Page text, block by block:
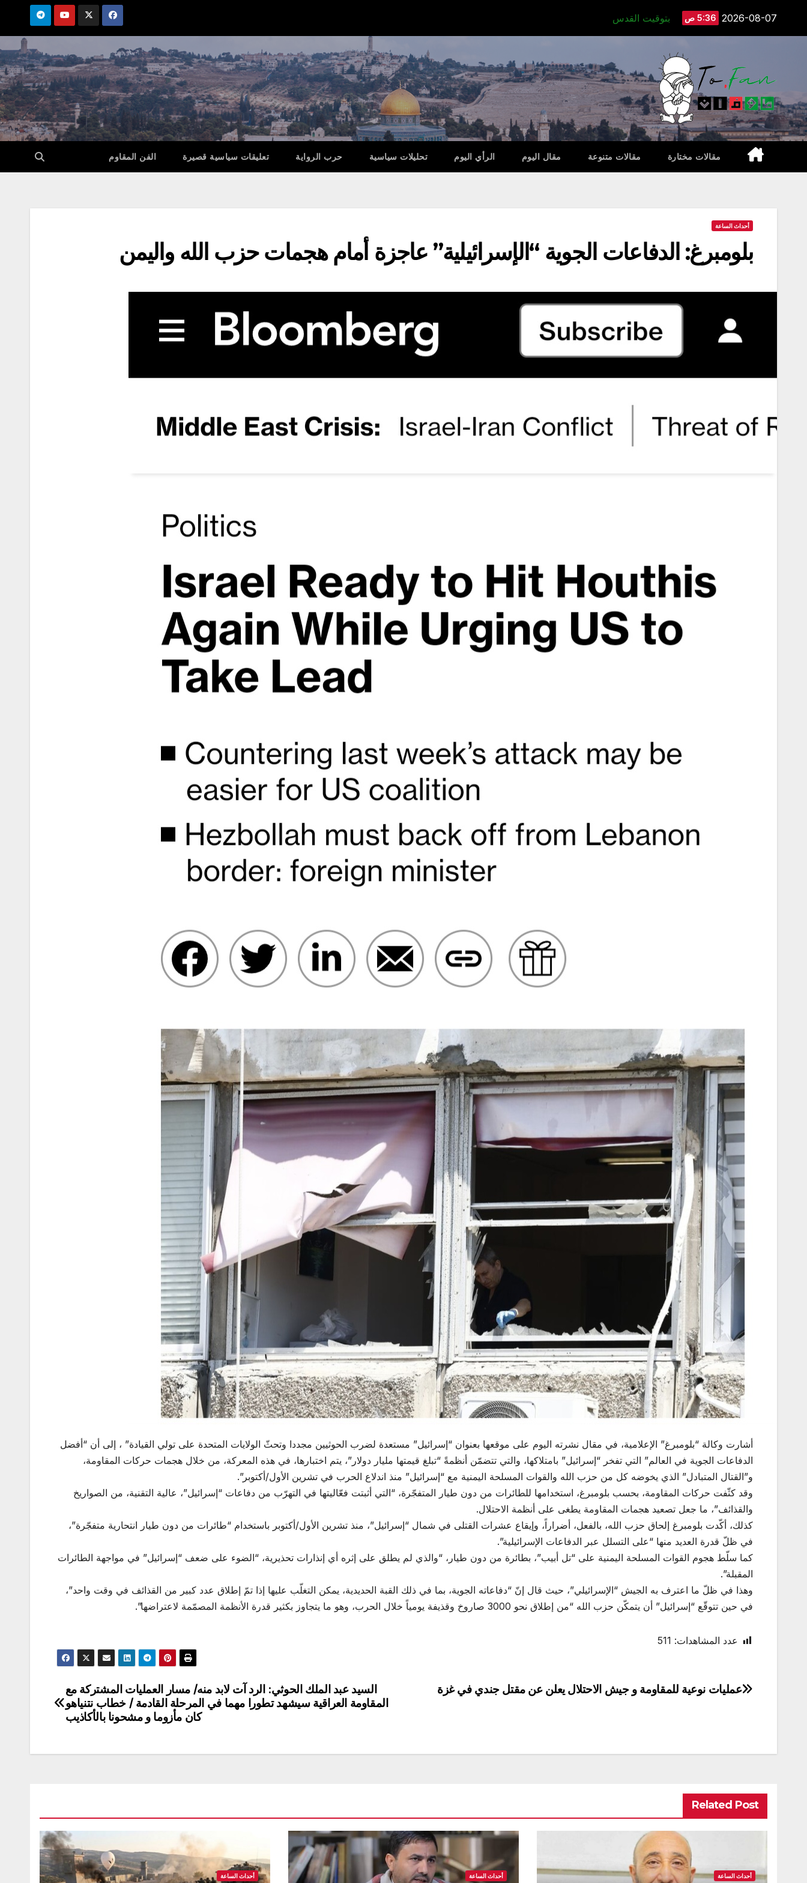
2026-08-07 5:36 ص بتوقيت القدس
مقالات مختارة مقالات متنوعة مقال اليوم الرأي اليوم تحليلات سياسية حرب الرواية تعليقات سياسية قصيرة الفن المقاوم
أحداث الساعة
بلومبرغ: الدفاعات الجوية “الإسرائيلية” عاجزة أمام هجمات حزب الله واليمن
أشارت وكالة “بلومبرغ” الإعلامية، في مقال نشرته اليوم على موقعها بعنوان “إسرائيل” مستعدة لضرب الحوثيين مجددا وتحثّ الولايات المتحدة على تولي القيادة” ، إلى أن “أفضل
الدفاعات الجوية في العالم” التي تفخر “إسرائيل” بامتلاكها، والتي تتضمّن أنظمةً “تبلغ قيمتها مليار دولار”، يتم اختبارها، في هذه المعركة، من خلال هجمات حركات المقاومة،
و”القتال المتبادل” الذي يخوضه كل من حزب الله والقوات المسلحة اليمنية مع “إسرائيل” منذ اندلاع الحرب في تشرين الأول/أكتوبر”.
وقد كثّفت حركات المقاومة، بحسب بلومبرغ، استخدامها للطائرات من دون طيار المتفجّرة، “التي أثبتت فعّاليتها في التهرّب من دفاعات “إسرائيل”، عالية التقنية، من الصواريخ
والقذائف”، ما جعل تصعيد هجمات المقاومة يطغى على أنظمة الاحتلال.
كذلك، أكّدت بلومبرغ إلحاق حزب الله، بالفعل، أضراراً، وإيقاع عشرات القتلى في شمال “إسرائيل”، منذ تشرين الأول/أكتوبر باستخدام “طائرات من دون طيار انتحارية متفجّرة”،
في ظلّ قدرة العديد منها “على التسلل عبر الدفاعات الإسرائيلية”.
كما سلّط هجوم القوات المسلحة اليمنية على “تل أبيب”، بطائرة من دون طيار، “والذي لم يطلق على إثره أي إنذارات تحذيرية، “الضوء على ضعف “إسرائيل” في مواجهة الطائرات
المقبلة”.
وهذا في ظلّ ما اعترف به الجيش “الإسرائيلي”، حيث قال إنّ “دفاعاته الجوية، بما في ذلك القبة الحديدية، يمكن التغلّب عليها إذا تمّ إطلاق عدد كبير من القذائف في وقت واحد”،
في حين تتوقّع “إسرائيل” أن يتمكّن حزب الله “من إطلاق نحو 3000 صاروخ وقذيفة يومياً خلال الحرب، وهو ما يتجاوز بكثير قدرة الأنظمة المصمّمة لاعتراضها”.
عدد المشاهدات: 511
تصفّح
السيد عبد الملك الحوثي: الرد آت لابد منه/ مسار العمليات المشتركة مع
المقاومة العراقية سيشهد تطورا مهما في المرحلة القادمة / خطاب نتنياهو
كان مأزوما و مشحونا بالأكاذيب
عمليات نوعية للمقاومة و جيش الاحتلال يعلن عن مقتل جندي في غزة
Related Post
أحداث الساعة أحداث الساعة أحداث الساعة